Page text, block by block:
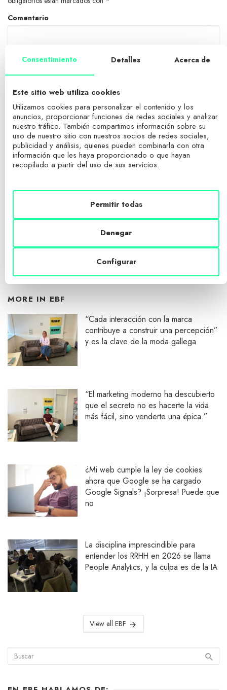
Comentario
Name*
Website
MORE IN EBF
“Cada interacción con la marca
contribuye a construir una percepción”
y es la clave de la moda gallega
“El marketing moderno ha descubierto
que el secreto no es hacerte la vida
más fácil, sino venderte una épica.”
¿Mi web cumple la ley de cookies
ahora que Google se ha cargado
Google Signals? ¡Sorpresa! Puede que
no
La disciplina imprescindible para
entender los RRHH en 2026 se llama
People Analytics, y la culpa es de la IA
View all EBF
Consentimiento Detalles Acerca de
Este sitio web utiliza cookies
Utilizamos cookies para personalizar el contenido y los
anuncios, proporcionar funciones de redes sociales y analizar
nuestro tráfico. También compartimos información sobre su
uso de nuestro sitio con nuestros socios de redes sociales,
publicidad y análisis, quienes pueden combinarla con otra
información que les haya proporcionado o que hayan
recopilado a partir del uso de sus servicios.
Configurar
Denegar
Permitir todas